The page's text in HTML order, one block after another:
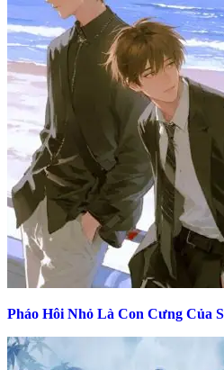
Pháo Hôi Nhỏ Là Con Cưng Của